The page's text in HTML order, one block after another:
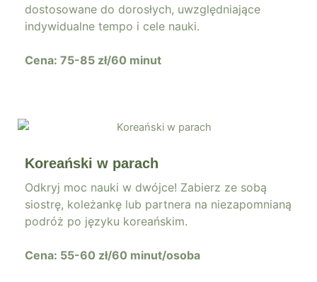
dostosowane do dorosłych, uwzględniające
indywidualne tempo i cele nauki.
Cena: 75-85 zł/60 minut
Koreański w parach
Odkryj moc nauki w dwójce! Zabierz ze sobą
siostrę, koleżankę lub partnera na niezapomnianą
podróż po języku koreańskim.
Cena: 55-60 zł/60 minut/osoba